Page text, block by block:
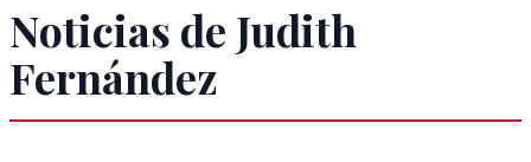
Noticias de Judith
Fernández